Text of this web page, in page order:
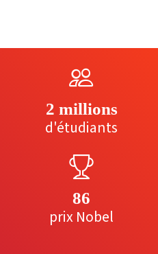
2 millions
d'étudiants
86
prix Nobel